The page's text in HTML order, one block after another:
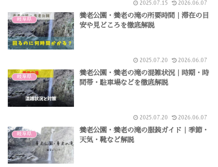
2025.07.15 2026.06.07
岐阜県
養老公園・養老の滝の所要時間｜滞在の目
安や見どころを徹底解説
2025.07.20 2026.06.07
岐阜県
養老公園・養老の滝の混雑状況｜時期・時
間帯・駐車場などを徹底解説
2025.07.20 2026.06.07
岐阜県
養老公園・養老の滝の服装ガイド｜季節・
天気・靴など解説